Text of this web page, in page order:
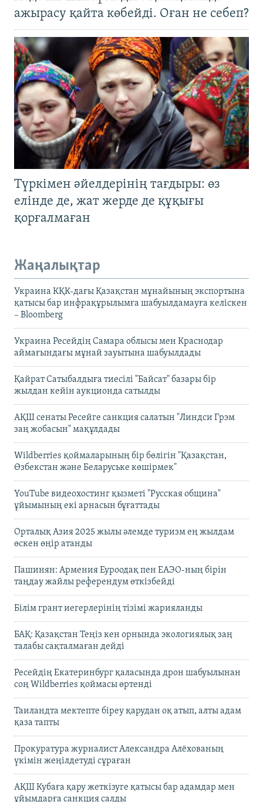
ажырасу қайта көбейді. Оған не себеп?
Түркімен әйелдерінің тағдыры: өз
елінде де, жат жерде де құқығы
қорғалмаған
Жаңалықтар
Украина КҚК-дағы Қазақстан мұнайының экспортына
қатысы бар инфрақұрылымға шабуылдамауға келіскен
– Bloomberg
Украина Ресейдің Самара облысы мен Краснодар
аймағындағы мұнай зауытына шабуылдады
Қайрат Сатыбалдыға тиесілі "Байсат" базары бір
жылдан кейін аукционда сатылды
АҚШ сенаты Ресейге санкция салатын "Линдси Грэм
заң жобасын" мақұлдады
Wildberries қоймаларының бір бөлігін "Қазақстан,
Өзбекстан және Беларуське көшірмек"
YouTube видеохостинг қызметі "Русская община"
ұйымының екі арнасын бұғаттады
Орталық Азия 2025 жылы әлемде туризм ең жылдам
өскен өңір атанды
Пашинян: Армения Еуроодақ пен ЕАЭО-ның бірін
таңдау жайлы референдум өткізбейді
Білім грант иегерлерінің тізімі жарияланды
БАҚ: Қазақстан Теңіз кен орнында экологиялық заң
талабы сақталмаған дейді
Ресейдің Екатеринбург қаласында дрон шабуылынан
соң Wildberries қоймасы өртенді
Таиландта мектепте біреу қарудан оқ атып, алты адам
қаза тапты
Прокуратура журналист Александра Алёхованың
үкімін жеңілдетуді сұраған
АҚШ Кубаға қару жеткізуге қатысы бар адамдар мен
ұйымдарға санкция салды